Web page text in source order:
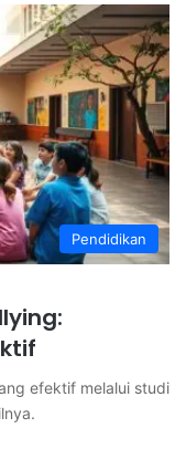
Pendidikan
efektif melalui studi